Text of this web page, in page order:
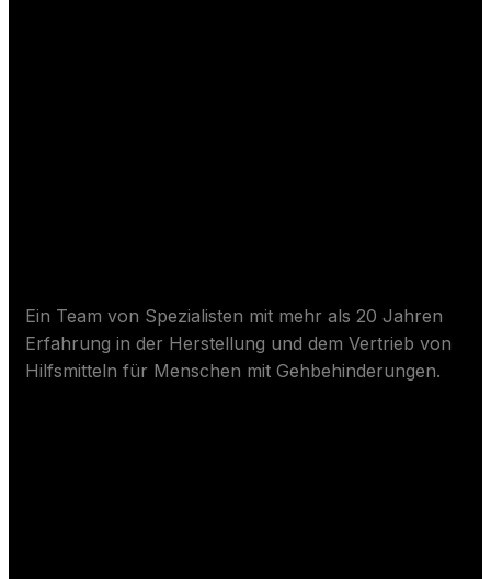
Ein Team von Spezialisten mit mehr als 20 Jahren
Erfahrung in der Herstellung und dem Vertrieb von
Hilfsmitteln für Menschen mit Gehbehinderungen.